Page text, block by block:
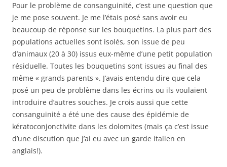
Pour le problème de consanguinité, c’est une question que
je me pose souvent. Je me l’étais posé sans avoir eu
beaucoup de réponse sur les bouquetins. La plus part des
populations actuelles sont isolés, son issue de peu
d’animaux (20 à 30) issus eux-même d’une petit population
résiduelle. Toutes les bouquetins sont issues au final des
même « grands parents ». J’avais entendu dire que cela
posé un peu de problème dans les écrins ou ils voulaient
introduire d’autres souches. Je crois aussi que cette
consanguinité a été une des cause des épidémie de
kératoconjonctivite dans les dolomites (mais ça c’est issue
d’une discution que j’ai eu avec un garde italien en
anglais!).